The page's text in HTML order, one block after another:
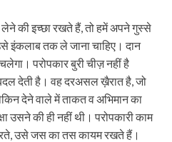
की इच्छा रखते हैं, तो हमें अपने गुस्से
इंकलाब तक ले जाना चाहिए। दान
परोपकार बुरी चीज़ नहीं है
देती है। वह दरअसल ख़ैरात है, जो
देने वाले में ताकत व अभिमान का
उसने की ही नहीं थी। परोपकारी काम
उसे जस का तस कायम रखते हैं।